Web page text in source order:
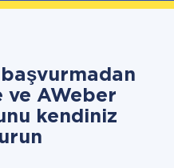
ve AWeber
kendiniz